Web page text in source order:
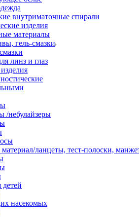
внутриматочные спирали
изделия
материалы
гель-смазки
линз и глаз
/небулайзеры
ланцеты, тест-полоски,
детей
насекомых